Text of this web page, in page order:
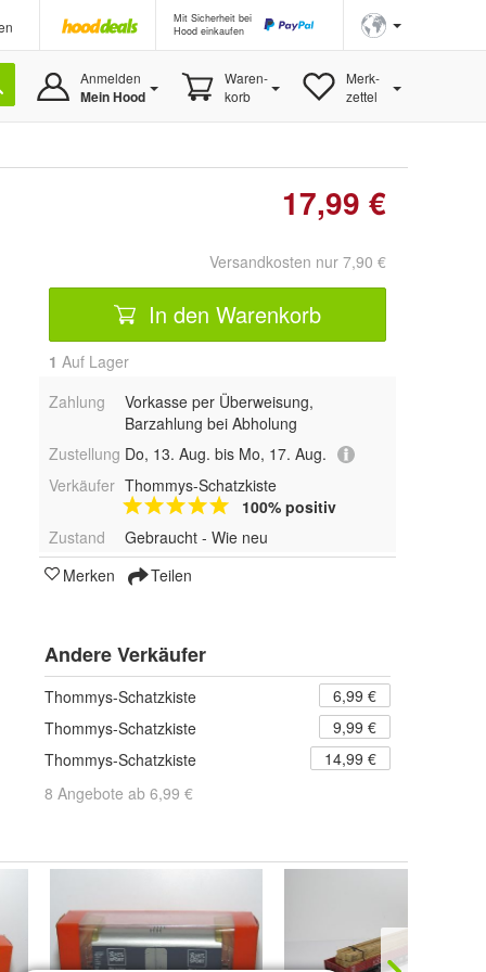
Mit Sicherheit bei
Hood einkaufen
Anmelden
Mein Hood
Waren-
korb
Merk-
zettel
17,99 €
Versandkosten nur 7,90 €
In den Warenkorb
1 Auf Lager
Zahlung
Vorkasse per Überweisung,
Barzahlung bei Abholung
Zustellung Do, 13. Aug. bis Mo, 17. Aug.
Verkäufer Thommys-Schatzkiste
100% positiv
Zustand
Gebraucht - Wie neu
Merken
Teilen
Andere Verkäufer
Thommys-Schatzkiste
6,99 €
Thommys-Schatzkiste
9,99 €
Thommys-Schatzkiste
14,99 €
8 Angebote ab 6,99 €